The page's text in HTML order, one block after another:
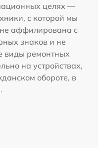
целях —
с которой мы
аффилирована с
знаков и не
виды ремонтных
на устройствах,
обороте, в